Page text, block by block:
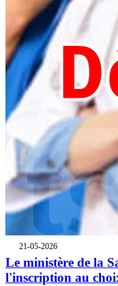
21-05-2026
Le ministère de la
l'inscription au